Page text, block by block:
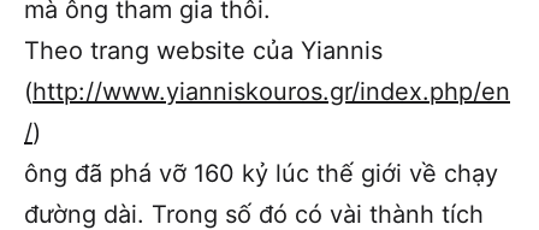
mà ông tham gia thôi.
Theo trang website của Yiannis
(http://www.yianniskouros.gr/index.php/en
/)
ông đã phá vỡ 160 kỷ lúc thế giới về chạy
đường dài. Trong số đó có vài thành tích